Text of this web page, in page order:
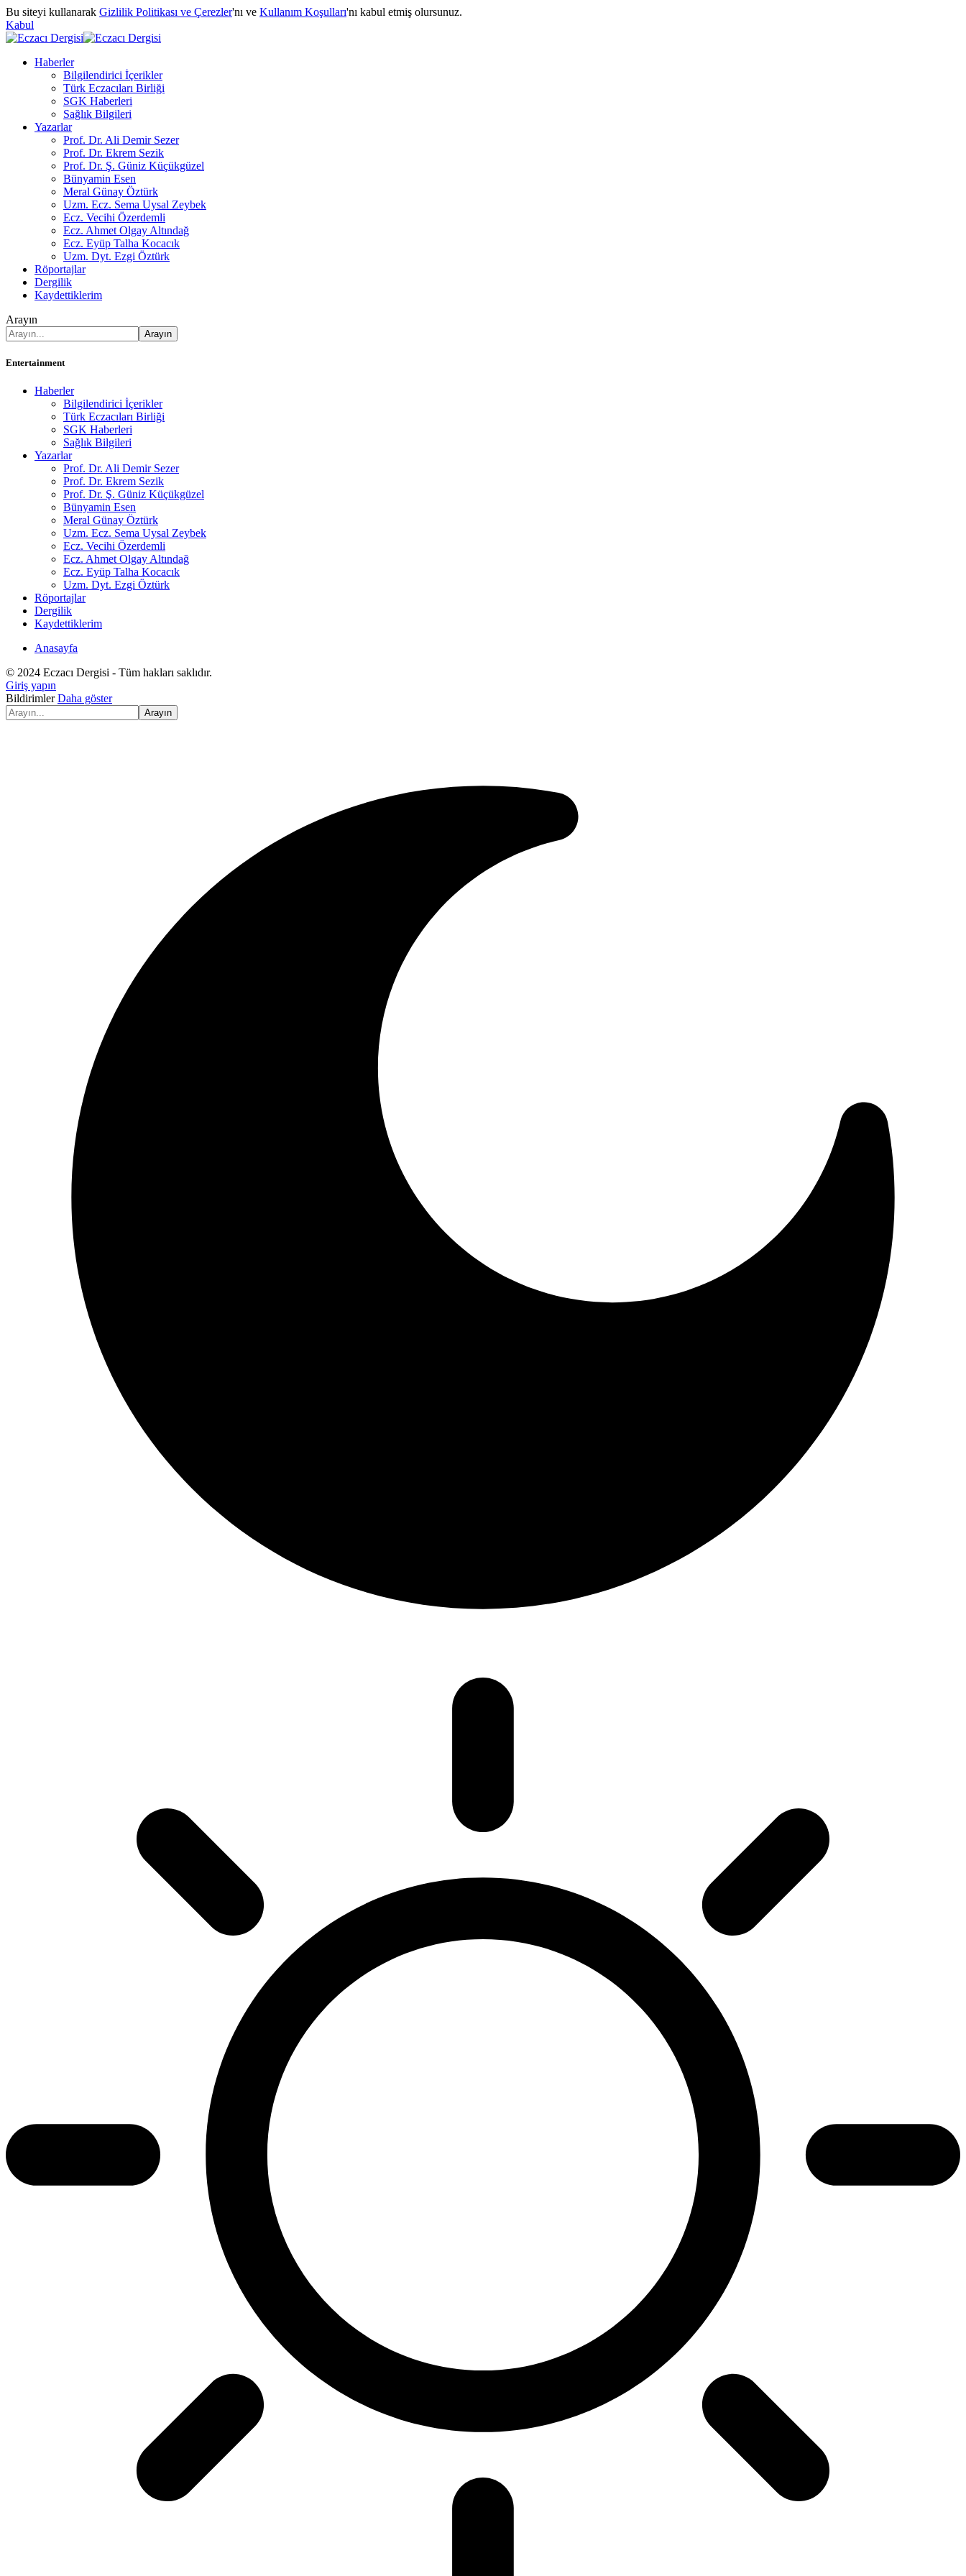
Bu siteyi kullanarak Gizlilik Politikası ve Çerezler'nı ve Kullanım Koşulları'nı kabul etmiş olursunuz.
Kabul
Haberler
Bilgilendirici İçerikler
Türk Eczacıları Birliği
SGK Haberleri
Sağlık Bilgileri
Yazarlar
Prof. Dr. Ali Demir Sezer
Prof. Dr. Ekrem Sezik
Prof. Dr. Ş. Güniz Küçükgüzel
Bünyamin Esen
Meral Günay Öztürk
Uzm. Ecz. Sema Uysal Zeybek
Ecz. Vecihi Özerdemli
Ecz. Ahmet Olgay Altındağ
Ecz. Eyüp Talha Kocacık
Uzm. Dyt. Ezgi Öztürk
Röportajlar
Dergilik
Kaydettiklerim
Arayın
Entertainment
Haberler
Bilgilendirici İçerikler
Türk Eczacıları Birliği
SGK Haberleri
Sağlık Bilgileri
Yazarlar
Prof. Dr. Ali Demir Sezer
Prof. Dr. Ekrem Sezik
Prof. Dr. Ş. Güniz Küçükgüzel
Bünyamin Esen
Meral Günay Öztürk
Uzm. Ecz. Sema Uysal Zeybek
Ecz. Vecihi Özerdemli
Ecz. Ahmet Olgay Altındağ
Ecz. Eyüp Talha Kocacık
Uzm. Dyt. Ezgi Öztürk
Röportajlar
Dergilik
Kaydettiklerim
Anasayfa
© 2024 Eczacı Dergisi - Tüm hakları saklıdır.
Giriş yapın
Bildirimler Daha göster